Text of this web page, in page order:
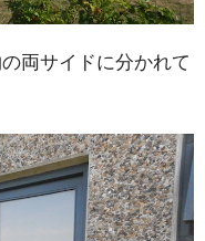
両サイドに分かれて